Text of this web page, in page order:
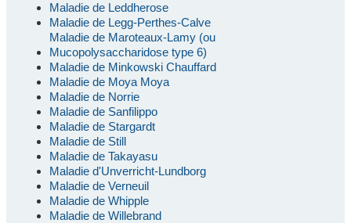
Maladie de Leddherose
Maladie de Legg-Perthes-Calve
Maladie de Maroteaux-Lamy (ou
Mucopolysaccharidose type 6)
Maladie de Minkowski Chauffard
Maladie de Moya Moya
Maladie de Norrie
Maladie de Sanfilippo
Maladie de Stargardt
Maladie de Still
Maladie de Takayasu
Maladie d'Unverricht-Lundborg
Maladie de Verneuil
Maladie de Whipple
Maladie de Willebrand